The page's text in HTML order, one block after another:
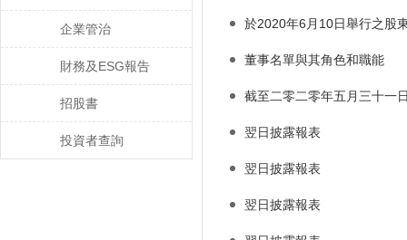
企業管治
財務及ESG報告
招股書
投資者查詢
於2020年6月10日舉行之股
董事名單與其角色和職能
截至二零二零年五月三十一
翌日披露報表
翌日披露報表
翌日披露報表